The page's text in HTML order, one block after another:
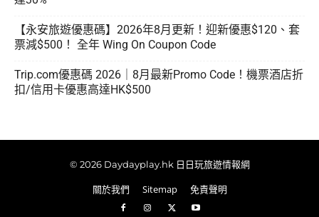
【永安旅遊優惠碼】2026年8月更新！迎新優惠$120、套
票減$500！ 全年 Wing On Coupon Code
Trip.com優惠碼 2026｜8月最新Promo Code！機票酒店折
扣/信用卡優惠高達HK$500
© 2026 Daydayplay.hk 日日玩旅遊情報網
關於我們 Sitemap 免責聲明